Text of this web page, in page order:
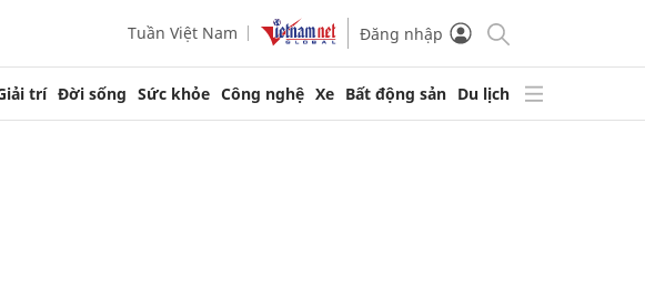
Tuần Việt Nam Đăng nhập
trí Đời sống Sức khỏe Công nghệ Xe Bất động sản Du lịch